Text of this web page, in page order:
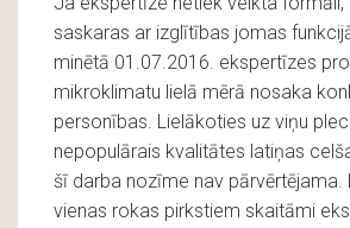
saskaras ar izglītības jomas
minētā 01.07.2016. ekspertīzes
mikroklimatu lielā mērā nosaka
personības. Lielākoties uz viņu
nepopulārais kvalitātes latiņas
šī darba nozīme nav pārvērtējama.
vienas rokas pirkstiem skaitāmi